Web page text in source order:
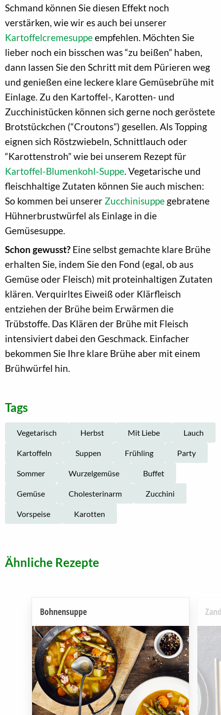
Schmand können Sie diesen Effekt noch
verstärken, wie wir es auch bei unserer
Kartoffelcremesuppeempfehlen. Möchten Sie
lieber noch ein bisschen was “zu beißen” haben,
dann lassen Sie den Schritt mit dem Pürieren weg
und genießen eine leckere klare Gemüsebrühe mit
Einlage. Zu den Kartoffel-, Karotten- und
Zucchinistücken können sich gerne noch geröstete
Brotstückchen (“Croutons”) gesellen. Als Topping
eignen sich Röstzwiebeln, Schnittlauch oder
“Karottenstroh” wie bei unserem Rezept für
Kartoffel-Blumenkohl-Suppe. Vegetarische und
fleischhaltige Zutaten können Sie auch mischen:
So kommen bei unserer Zucchinisuppe gebratene
Hühnerbrustwürfel als Einlage in die
Gemüsesuppe.
Schon gewusst? Eine selbst gemachte klare Brühe
erhalten Sie, indem Sie den Fond (egal, ob aus
Gemüse oder Fleisch) mit proteinhaltigen Zutaten
klären. Verquirltes Eiweiß oder Klärfleisch
entziehen der Brühe beim Erwärmen die
Trübstoffe. Das Klären der Brühe mit Fleisch
intensiviert dabei den Geschmack. Einfacher
bekommen Sie Ihre klare Brühe aber mit einem
Brühwürfel hin.
Tags
Vegetarisch Herbst Mit Liebe Lauch
Kartoffeln Suppen Frühling Party
Sommer Wurzelgemüse Buffet
Gemüse Cholesterinarm Zucchini
Vorspeise Karotten
Ähnliche Rezepte
Bohnensuppe